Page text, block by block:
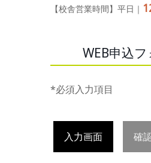
【校舎営業時間】平日｜
WEB申込
*必須入力項目
入力画面 確